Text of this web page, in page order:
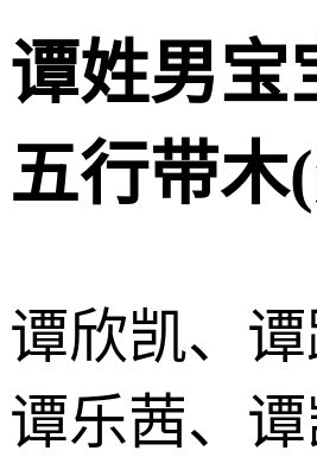
谭姓男宝
五行带木
谭欣凯、谭
谭乐茜、谭